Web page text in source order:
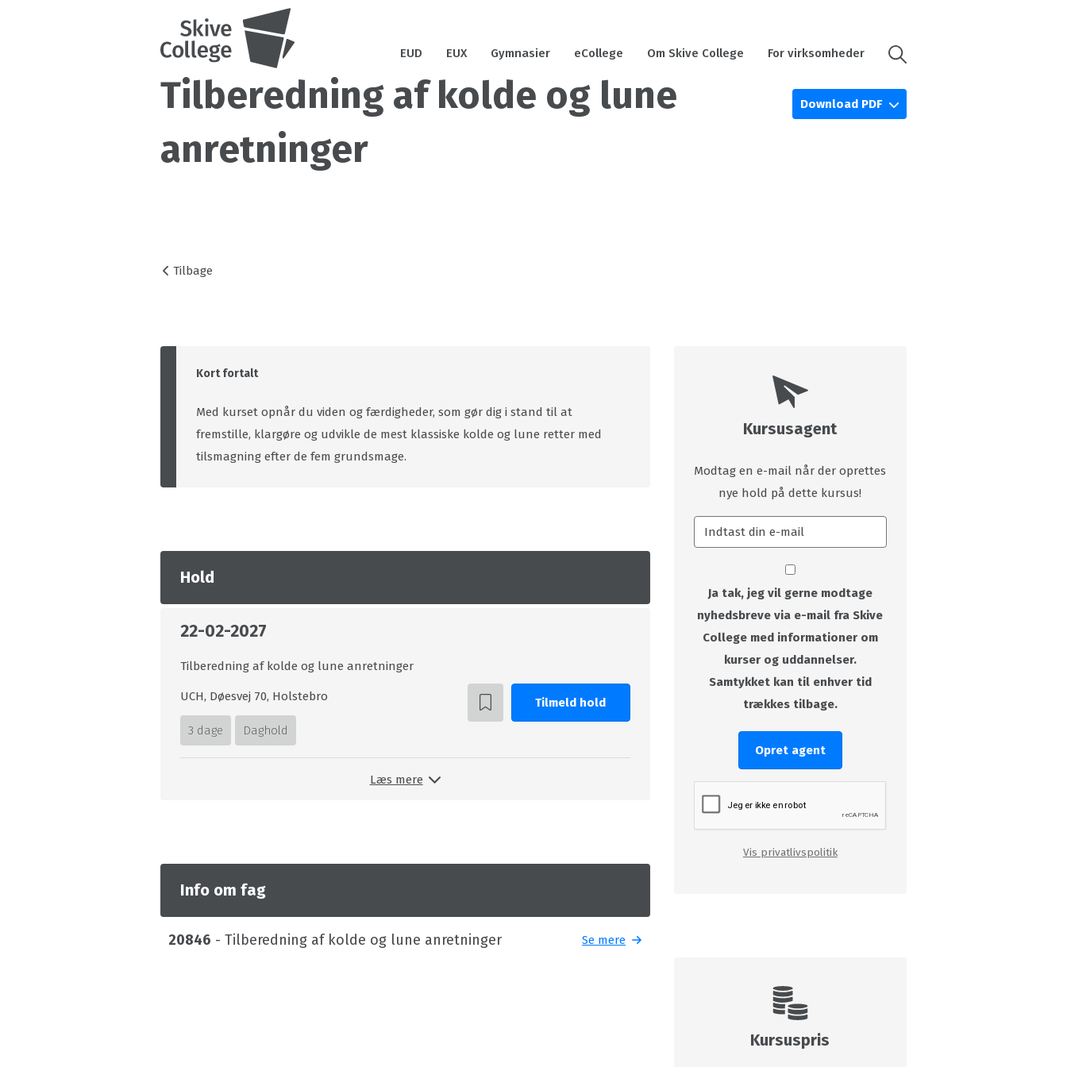
EUD EUX Gymnasier eCollege Om Skive College For virksomheder
Tilberedning af kolde og lune
anretninger
Download PDF
Tilbage
Kort fortalt
Med kurset opnår du viden og færdigheder, som gør dig i stand til at
fremstille, klargøre og udvikle de mest klassiske kolde og lune retter med
tilsmagning efter de fem grundsmage.
Hold
22-02-2027
Tilberedning af kolde og lune anretninger
UCH, Døesvej 70, Holstebro
3 dage Daghold
Tilmeld hold
Læs mere
Info om fag
20846 - Tilberedning af kolde og lune anretninger Se mere
Kursusagent
Modtag en e-mail når der oprettes
nye hold på dette kursus!
Ja tak, jeg vil gerne modtage
nyhedsbreve via e-mail fra Skive
College med informationer om
kurser og uddannelser.
Samtykket kan til enhver tid
trækkes tilbage.
Opret agent
Vis privatlivspolitik
Kursuspris